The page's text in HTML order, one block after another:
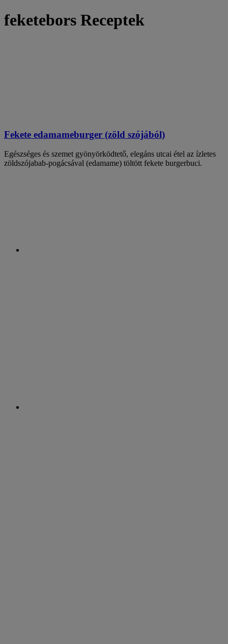
feketebors Receptek
Fekete edamameburger (zöld szójából)
Egészséges és szemet gyönyörködtető, elegáns utcai étel az ízletes
zöldszójabab-pogácsával (edamame) töltött fekete burgerbuci.